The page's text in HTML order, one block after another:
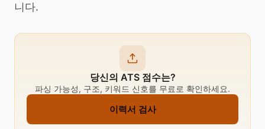
니다.
당신의 ATS 점수는?
파싱 가능성, 구조, 키워드 신호를 무료로 확인하세요.
이력서 검사